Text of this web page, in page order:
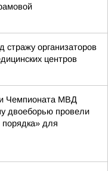
стражу организаторов
центров
Чемпионата МВД
двоеборью провели
для